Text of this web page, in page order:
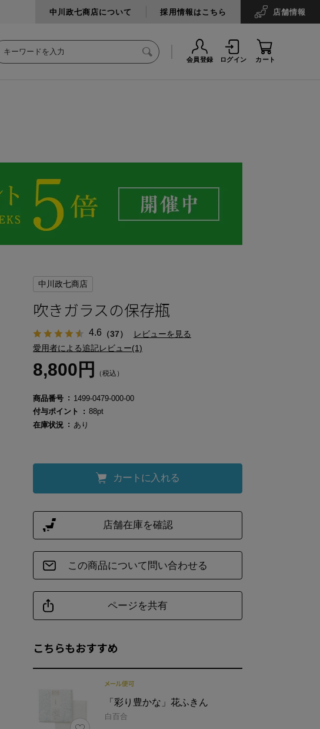
中川政七商店について 採用情報はこちら 店舗情報
会員登録 ログイン カート
中川政七商店
吹きガラスの保存瓶
4.6 （37）
レビューを見る
愛用者による追記レビュー(1)
8,800円 （税込）
商品番号
1499-0479-000-00
付与ポイント
88pt
在庫状況
あり
カートに入れる
こちらもおすすめ
「彩り豊かな」花ふきん
白百合
この商品について問い合わせる
ページを共有
店舗在庫を確認